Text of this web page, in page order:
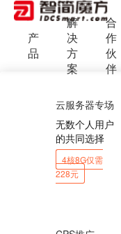
产
品
解
决
方
案
合
作
伙
伴
云服务器专场
无数个人用户
的共同选择
4核8G仅需
228元